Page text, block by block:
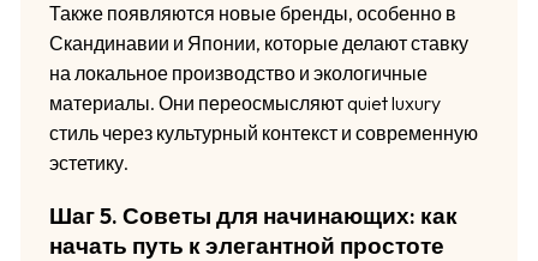
Также появляются новые бренды, особенно в
Скандинавии и Японии, которые делают ставку
на локальное производство и экологичные
материалы. Они переосмысляют quiet luxury
стиль через культурный контекст и современную
эстетику.
Шаг 5. Советы для начинающих: как
начать путь к элегантной простоте